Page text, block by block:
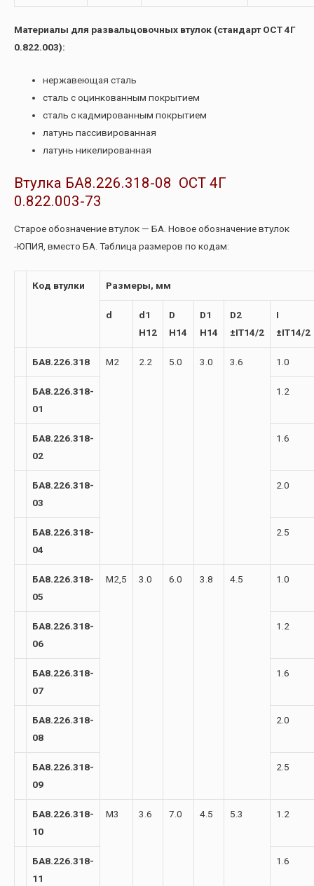
Материалы для развальцовочных втулок (стандарт ОСТ 4Г
0.822.003):
нержавеющая сталь
сталь с оцинкованным покрытием
сталь с кадмированным покрытием
латунь пассивированная
латунь никелированная
Втулка БА8.226.318-08 ОСТ 4Г
0.822.003-73
Старое обозначение втулок — БА. Новое обозначение втулок
-ЮПИЯ, вместо БА. Таблица размеров по кодам:
Код втулки Размеры, мм
d
d1
H12
D
H14
D1
H14
D2
±IT14/2
I
±IT14/2
БА8.226.318 М2 2.2 5.0 3.0 3.6 1.0
БА8.226.318-
01
1.2
БА8.226.318-
02
1.6
БА8.226.318-
03
2.0
БА8.226.318-
04
2.5
БА8.226.318-
05
М2,5 3.0 6.0 3.8 4.5 1.0
БА8.226.318-
06
1.2
БА8.226.318-
07
1.6
БА8.226.318-
08
2.0
БА8.226.318-
09
2.5
БА8.226.318-
10
М3 3.6 7.0 4.5 5.3 1.2
БА8.226.318-
11
1.6